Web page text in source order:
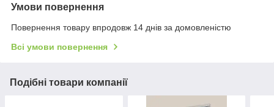
Умови повернення
Повернення товару впродовж 14 днів за домовленістю
Всі умови повернення
Подібні товари компанії